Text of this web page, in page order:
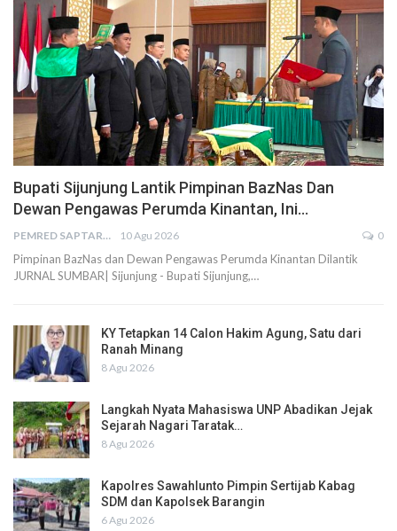
Bupati Sijunjung Lantik Pimpinan BazNas Dan
Dewan Pengawas Perumda Kinantan, Ini…
PEMRED SAPTARIUS 10 Agu 2026 0
Pimpinan BazNas dan Dewan Pengawas Perumda Kinantan Dilantik
JURNAL SUMBAR| Sijunjung - Bupati Sijunjung,…
KY Tetapkan 14 Calon Hakim Agung, Satu dari
Ranah Minang
8 Agu 2026
Langkah Nyata Mahasiswa UNP Abadikan Jejak
Sejarah Nagari Taratak…
8 Agu 2026
Kapolres Sawahlunto Pimpin Sertijab Kabag
SDM dan Kapolsek Barangin
6 Agu 2026